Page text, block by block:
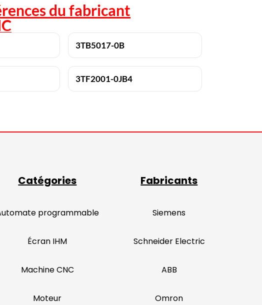
du fabricant
3TB5017-0B
3TF2001-0JB4
Catégories
programmable
Écran IHM
Machine CNC
Moteur
Fabricants
Siemens
Schneider Electric
ABB
Omron